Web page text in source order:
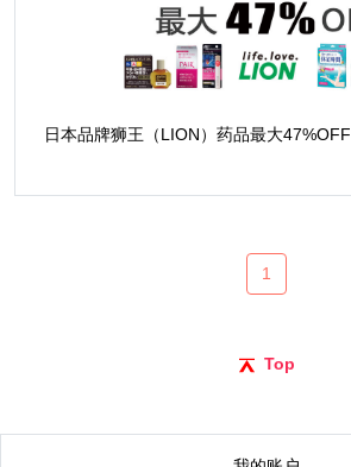
日本品牌狮王（LION）药品最大47%OFF
1
Top